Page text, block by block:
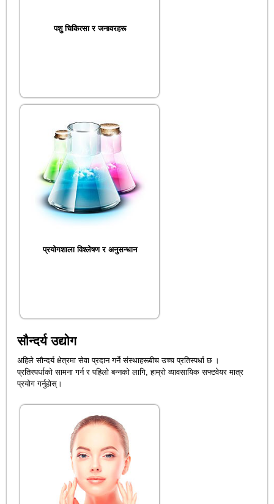
पशु चिकित्सा र जनावरहरू
प्रयोगशाला विश्लेषण र अनुसन्धान
सौन्दर्य उद्योग
अहिले सौन्दर्य क्षेत्रमा सेवा प्रदान गर्ने संस्थाहरूबीच उच्च प्रतिस्पर्धा छ ।
प्रतिस्पर्धाको सामना गर्न र पहिलो बन्नको लागि, हाम्रो व्यावसायिक सफ्टवेयर मात्र
प्रयोग गर्नुहोस्।